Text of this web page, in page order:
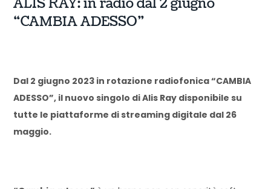
“CAMBIA ADESSO”
Dal 2 giugno 2023 in rotazione radiofonica “CAMBIA
ADESSO”, il nuovo singolo di Alis Ray disponibile su
tutte le piattaforme di streaming digitale dal 26
maggio.